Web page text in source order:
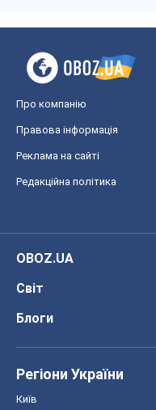
Про компанію
Правова інформація
Реклама на сайті
Редакційна політика
OBOZ.UA
Світ
Блоги
Регіони України
Київ